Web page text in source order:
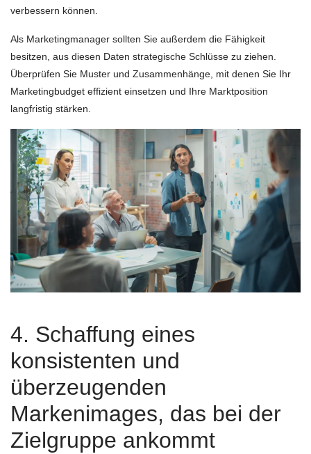
verbessern können.
Als Marketingmanager sollten Sie außerdem die Fähigkeit
besitzen, aus diesen Daten strategische Schlüsse zu ziehen.
Überprüfen Sie Muster und Zusammenhänge, mit denen Sie Ihr
Marketingbudget effizient einsetzen und Ihre Marktposition
langfristig stärken.
4. Schaffung eines
konsistenten und
überzeugenden
Markenimages, das bei der
Zielgruppe ankommt